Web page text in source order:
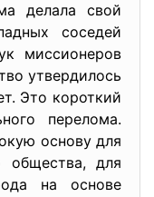
делала свой
соседей
миссионеров
утвердилось
Это короткий
перелома.
основу для
общества, для
на основе